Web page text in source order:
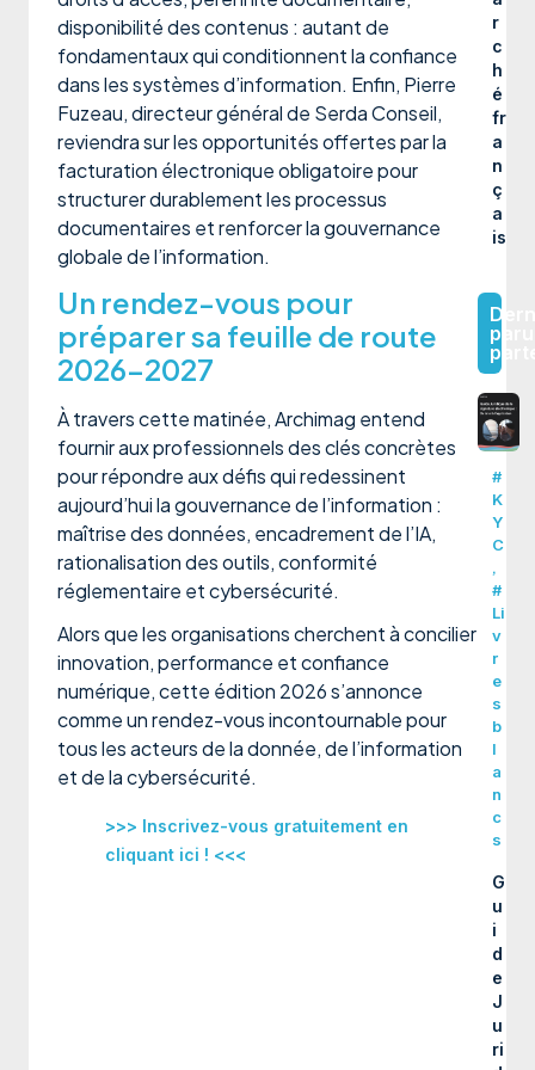
disponibilité des contenus : autant de
fondamentaux qui conditionnent la confiance
dans les systèmes d’information. Enfin, Pierre
Fuzeau, directeur général de Serda Conseil,
reviendra sur les opportunités offertes par la
facturation électronique obligatoire pour
structurer durablement les processus
documentaires et renforcer la gouvernance
globale de l’information.
Un rendez-vous pour
préparer sa feuille de route
2026-2027
À travers cette matinée, Archimag entend
fournir aux professionnels des clés concrètes
pour répondre aux défis qui redessinent
aujourd’hui la gouvernance de l’information :
maîtrise des données, encadrement de l’IA,
rationalisation des outils, conformité
réglementaire et cybersécurité.
Alors que les organisations cherchent à concilier
innovation, performance et confiance
numérique, cette édition 2026 s’annonce
comme un rendez-vous incontournable pour
tous les acteurs de la donnée, de l’information
et de la cybersécurité.
>>> Inscrivez-vous gratuitement en
cliquant ici ! <<<
r
c
h
é
fr
a
n
ç
a
is
#
K
Y
C
,
#
Li
v
r
e
s
b
l
a
n
c
s
G
u
i
d
e
J
u
ri